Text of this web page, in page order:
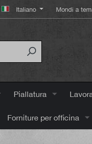
Italiano Mondi a
Piallatura
Forniture per officina